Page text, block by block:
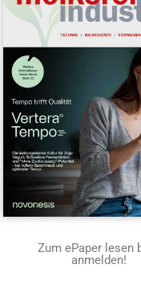
Zum ePaper lesen
anmelden!